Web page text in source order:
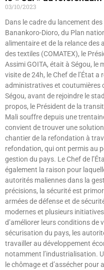
03/10/2023
Dans le cadre du lancement
Banankoro-Dioro, du Plan
alimentaire et de la relance des
des textiles (COMATEX), le
Assimi GOITA, était à Ségou,
visite de 24h, le Chef de l’État
administratives et coutumières
Ségou, avant de rejoindre le
propos, le Président de la
Mali souffre depuis une
convient de trouver une
chantier de la refondation à
refondation, qui ont permis au
gestion du pays. Le Chef de
également la raison pour
autorités maliennes dans la
précisions, la sécurité est
armées de défense et de
modernes et plusieurs
d’améliorer leurs conditions de
sécurisation du pays, les
travailler au développement
notamment l’industrialisation.
le chômage et d’assécher pour